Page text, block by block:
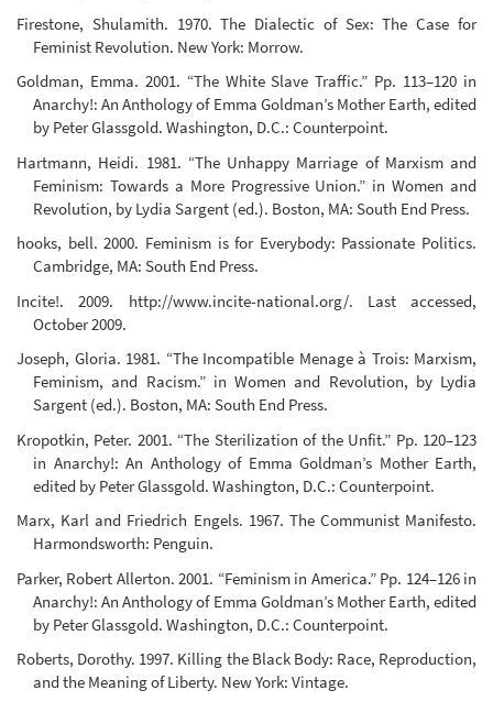
Firestone, Shulamith. 1970. The Dialectic of Sex: The Case for
Feminist Revolution. New York: Morrow.
Goldman, Emma. 2001. “The White Slave Traffic.” Pp. 113–120 in
Anarchy!: An Anthology of Emma Goldman’s Mother Earth, edited
by Peter Glassgold. Washington, D.C.: Counterpoint.
Hartmann, Heidi. 1981. “The Unhappy Marriage of Marxism and
Feminism: Towards a More Progressive Union.” in Women and
Revolution, by Lydia Sargent (ed.). Boston, MA: South End Press.
hooks, bell. 2000. Feminism is for Everybody: Passionate Politics.
Cambridge, MA: South End Press.
Incite!. 2009. http://www.incite-national.org/. Last accessed,
October 2009.
Joseph, Gloria. 1981. “The Incompatible Menage à Trois: Marxism,
Feminism, and Racism.” in Women and Revolution, by Lydia
Sargent (ed.). Boston, MA: South End Press.
Kropotkin, Peter. 2001. “The Sterilization of the Unfit.” Pp. 120–123
in Anarchy!: An Anthology of Emma Goldman’s Mother Earth,
edited by Peter Glassgold. Washington, D.C.: Counterpoint.
Marx, Karl and Friedrich Engels. 1967. The Communist Manifesto.
Harmondsworth: Penguin.
Parker, Robert Allerton. 2001. “Feminism in America.” Pp. 124–126 in
Anarchy!: An Anthology of Emma Goldman’s Mother Earth, edited
by Peter Glassgold. Washington, D.C.: Counterpoint.
Roberts, Dorothy. 1997. Killing the Black Body: Race, Reproduction,
and the Meaning of Liberty. New York: Vintage.